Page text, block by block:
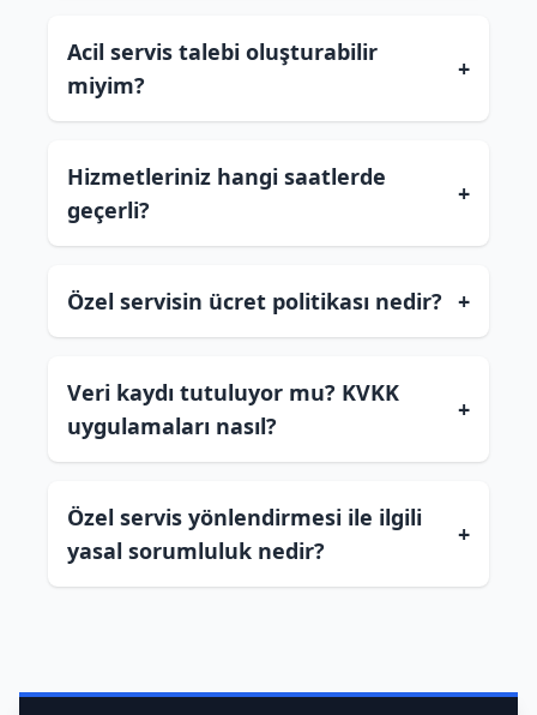
Acil servis talebi oluşturabilir
miyim?
+
Hizmetleriniz hangi saatlerde
geçerli?
+
Özel servisin ücret politikası nedir? +
Veri kaydı tutuluyor mu? KVKK
uygulamaları nasıl?
+
Özel servis yönlendirmesi ile ilgili
yasal sorumluluk nedir?
+